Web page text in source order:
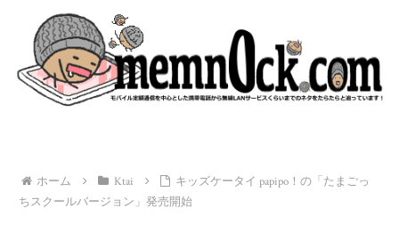
ホーム Ktai
キッズケータイ papipo！の「たまごっ
ちスクールバージョン」発売開始